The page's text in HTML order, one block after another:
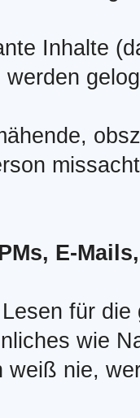
Inhalte
E-
für
wie
weiß nie,